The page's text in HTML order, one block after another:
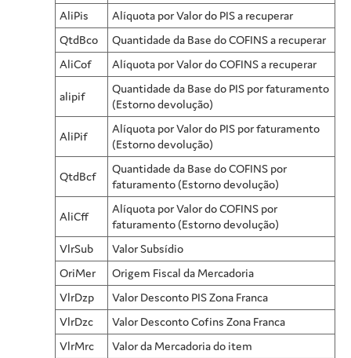
AliPis
Alíquota por Valor do PIS a recuperar
QtdBco
Quantidade da Base do COFINS a recuperar
AliCof
Alíquota por Valor do COFINS a recuperar
alipif
Quantidade da Base do PIS por faturamento
(Estorno devolução)
AliPif
Alíquota por Valor do PIS por faturamento
(Estorno devolução)
QtdBcf
Quantidade da Base do COFINS por
faturamento (Estorno devolução)
AliCff
Alíquota por Valor do COFINS por
faturamento (Estorno devolução)
VlrSub
Valor Subsídio
OriMer
Origem Fiscal da Mercadoria
VlrDzp
Valor Desconto PIS Zona Franca
VlrDzc
Valor Desconto Cofins Zona Franca
VlrMrc
Valor da Mercadoria do item